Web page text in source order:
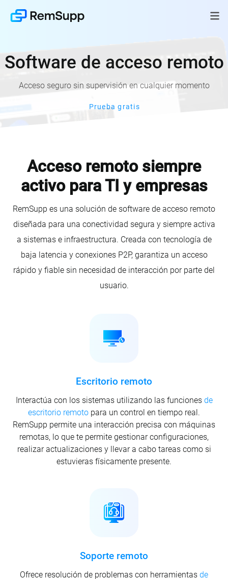
Software de acceso remoto
Acceso seguro sin supervisión en cualquier momento
Prueba gratis
Acceso remoto siempre
activo para TI y empresas
RemSupp es una solución de software de acceso remoto
diseñada para una conectividad segura y siempre activa
a sistemas e infraestructura. Creada con tecnología de
baja latencia y conexiones P2P, garantiza un acceso
rápido y fiable sin necesidad de interacción por parte del
usuario.
Escritorio remoto
Interactúa con los sistemas utilizando las funciones de
escritorio remoto para un control en tiempo real.
RemSupp permite una interacción precisa con máquinas
remotas, lo que te permite gestionar configuraciones,
realizar actualizaciones y llevar a cabo tareas como si
estuvieras físicamente presente.
Soporte remoto
Ofrece resolución de problemas con herramientas de